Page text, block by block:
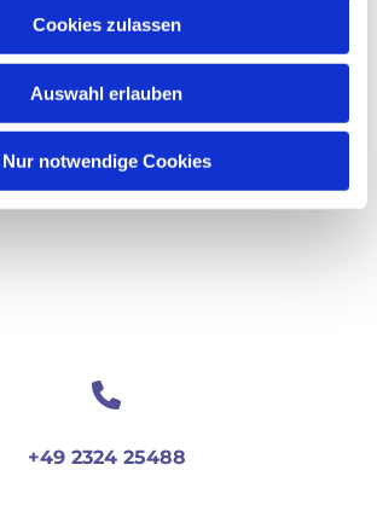
Cookies zulassen
Auswahl erlauben
Nur notwendige Cookies
+49 2324 25488